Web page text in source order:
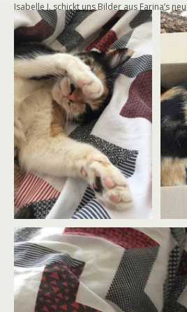
Isabelle I. schickt uns Bilder aus Farina’s